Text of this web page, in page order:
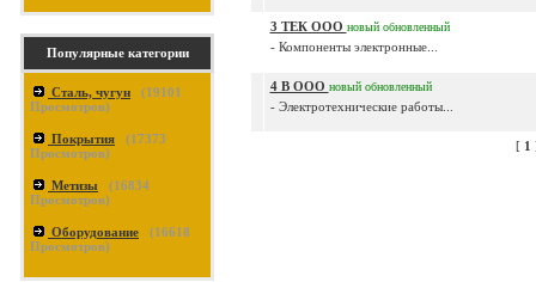
Популярные категории
Сталь, чугун (19101
Просмотров)
Покрытия (17373
Просмотров)
Метизы (16834
Просмотров)
Оборудование (16618
Просмотров)
3 ТЕК ООО новый обновленный
- Компоненты электронные...
4 В ООО новый обновленный
- Электротехнические работы...
[ 1